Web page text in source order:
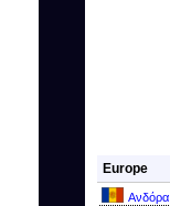
Europe
Ανδόρα